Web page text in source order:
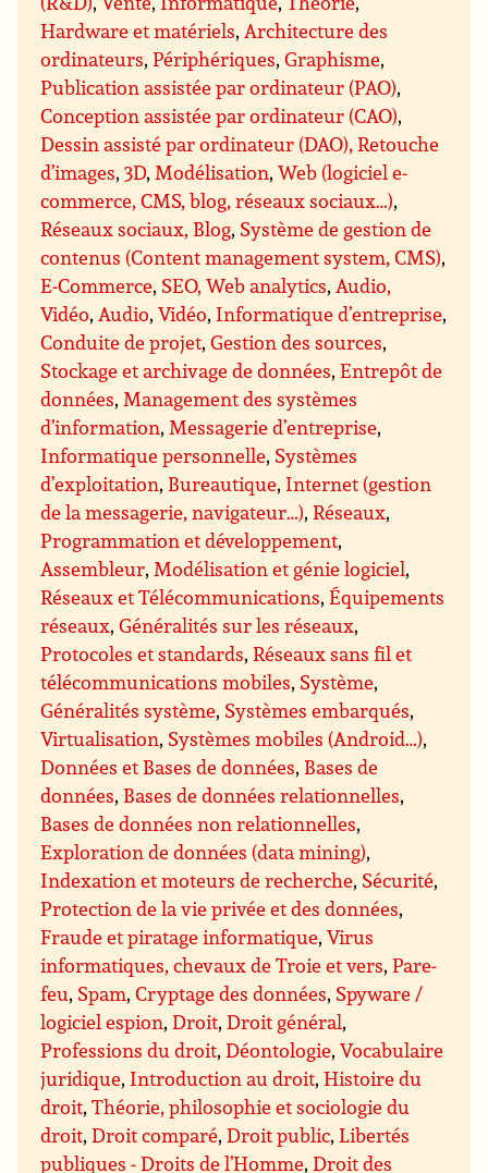
Hardware et matériels, Architecture des
ordinateurs,Périphériques,Graphisme,
Publication assistée par ordinateur (PAO),
Conception assistée par ordinateur (CAO),
Dessin assisté par ordinateur (DAO), Retouche
d’images,3D, Modélisation,Web (logiciel e-
commerce, CMS, blog, réseaux sociaux…),
Réseaux sociaux, Blog, Système de gestion de
contenus (Content management system, CMS),
E-Commerce, SEO, Web analytics, Audio,
Vidéo, Audio,Vidéo, Informatique d’entreprise,
Conduite de projet,Gestion des sources,
Stockage et archivage de données,Entrepôt de
données, Management des systèmes
d’information, Messagerie d’entreprise,
Informatique personnelle, Systèmes
d’exploitation, Bureautique, Internet (gestion
de la messagerie, navigateur…),Réseaux,
Programmation et développement,
Assembleur, Modélisation et génie logiciel,
Réseaux et Télécommunications,Équipements
réseaux,Généralités sur les réseaux,
Protocoles et standards,Réseaux sans fil et
télécommunications mobiles, Système,
Généralités système, Systèmes embarqués,
Virtualisation, Systèmes mobiles (Android…),
Données et Bases de données, Bases de
données, Bases de données relationnelles,
Bases de données non relationnelles,
Exploration de données (data mining),
Indexation et moteurs de recherche, Sécurité,
Protection de la vie privée et des données,
Fraude et piratage informatique,Virus
informatiques, chevaux de Troie et vers,Pare-
feu, Spam,Cryptage des données, Spyware /
logiciel espion,Droit,Droit général,
Professions du droit,Déontologie,Vocabulaire
juridique, Introduction au droit,Histoire du
droit,Théorie, philosophie et sociologie du
droit,Droit comparé,Droit public,Libertés
publiques - Droits de l’Homme,Droit des